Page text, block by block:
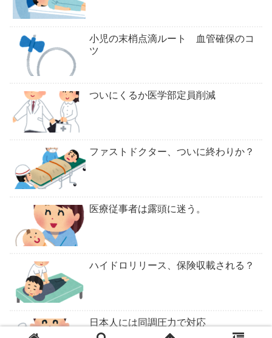
小児の末梢点滴ルート 血管確保のコ
ツ
ついにくるか医学部定員削減
ファストドクター、ついに終わりか？
医療従事者は露頭に迷う。
ハイドロリリース、保険収載される？
日本人には同調圧力で対応